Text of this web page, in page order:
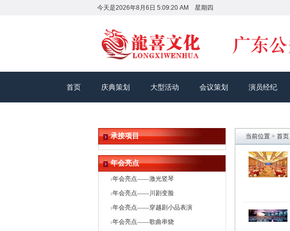
今天是2026年8月6日 5:09:21 AM 星期四
首页 庆典策划 大型活动 会议策划 演员经纪
承接项目
年会亮点
年会亮点——激光竖琴
年会亮点——川剧变脸
年会亮点——穿越剧小品表演
年会亮点——歌曲串烧
当前位置 > 首页